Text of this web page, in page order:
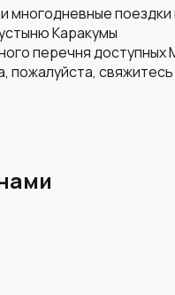
многодневные поездки
Каракумы
перечня доступных
пожалуйста,